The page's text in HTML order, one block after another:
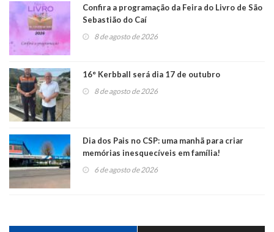
Confira a programação da Feira do Livro de São
Sebastião do Caí
8 de agosto de 2026
16° Kerbball será dia 17 de outubro
8 de agosto de 2026
Dia dos Pais no CSP: uma manhã para criar
memórias inesquecíveis em família!
6 de agosto de 2026